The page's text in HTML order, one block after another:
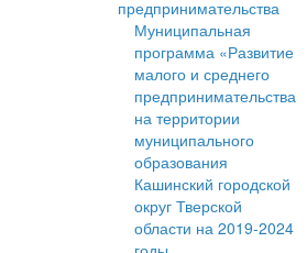
предпринимательства
Муниципальная
программа «Развитие
малого и среднего
предпринимательства
на территории
муниципального
образования
Кашинский городской
округ Тверской
области на 2019-2024